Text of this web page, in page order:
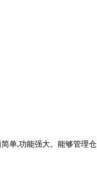
简单,功能强大。能够管理